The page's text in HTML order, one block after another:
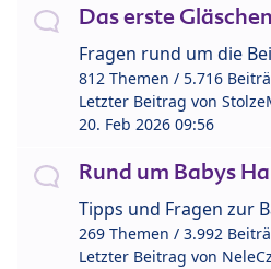
Das erste Gläschen
Fragen rund um die
812 Themen / 5.716
Letzter Beitrag von
20. Feb 2026 09:56
Rund um Babys
Tipps und Fragen zur
269 Themen / 3.992
Letzter Beitrag von NeleCz